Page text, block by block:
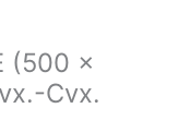
(500 x
Cvx.